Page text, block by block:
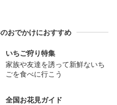
おでかけにおすすめ
いちご狩り特集
家族や友達を誘って新鮮ないち
ごを食べに行こう
全国お花見ガイド